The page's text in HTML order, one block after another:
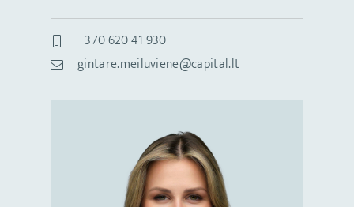
+370 620 41 930
gintare.meiluviene@capital.lt